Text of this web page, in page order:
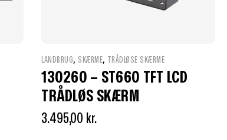
LANDBRUG, SKÆRME, TRÅDLØSE SKÆRME
130260 – ST660 TFT LCD
TRÅDLØS SKÆRM
3.495,00 kr.